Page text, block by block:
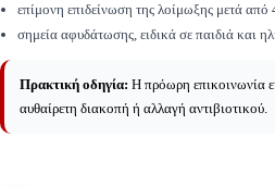
επίμονη επιδείνωση της λοίμωξης μετά
σημεία αφυδάτωσης, ειδικά σε παιδιά και
Πρακτική οδηγία: Η πρόωρη επικοινωνία
αυθαίρετη διακοπή ή αλλαγή αντιβιοτικού.